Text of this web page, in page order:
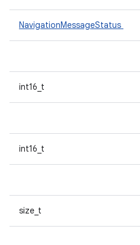
NavigationMessageStatus
int16_t
int16_t
size_t